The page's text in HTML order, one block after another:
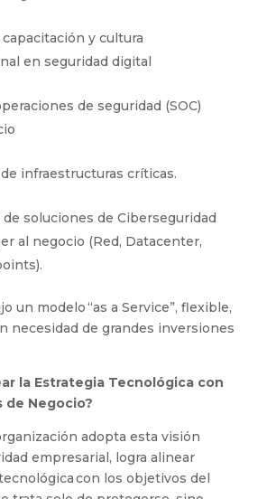
y cultura
en seguridad digital
de seguridad (SOC)
infraestructuras críticas.
soluciones de Ciberseguridad
al negocio (Red, Datacenter,
un modelo “as a Service”, flexible,
necesidad de grandes inversiones
la Estrategia Tecnológica con
de Negocio?
adopta esta visión
empresarial, logra alinear
con los objetivos del